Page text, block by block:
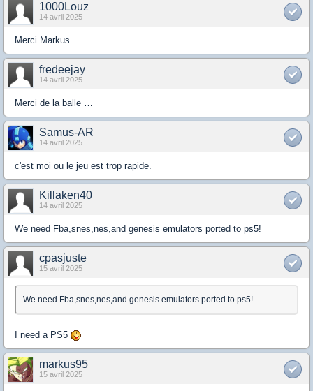
1000Louz
14 avril 2025
Merci Markus
fredeejay
14 avril 2025
Merci de la balle …
Samus-AR
14 avril 2025
c'est moi ou le jeu est trop rapide.
Killaken40
14 avril 2025
We need Fba,snes,nes,and genesis emulators ported to ps5!
cpasjuste
15 avril 2025
We need Fba,snes,nes,and genesis emulators ported to ps5!
I need a PS5
markus95
15 avril 2025